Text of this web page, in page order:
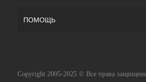
ПОМОЩЬ
Copyright 2005-2025 © Все права